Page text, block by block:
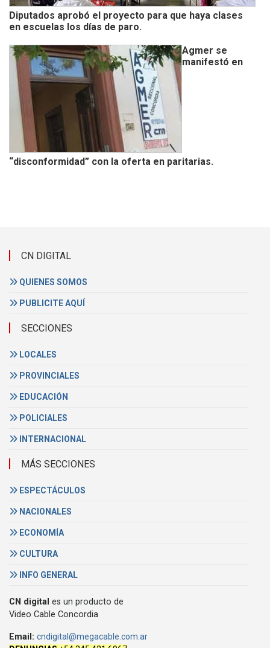
Diputados aprobó el proyecto para que haya clases
en escuelas los días de paro.
Agmer se
manifestó en
“disconformidad” con la oferta en paritarias.
CN DIGITAL
QUIENES SOMOS
PUBLICITE AQUÍ
SECCIONES
LOCALES
PROVINCIALES
EDUCACIÓN
POLICIALES
INTERNACIONAL
MÁS SECCIONES
ESPECTÁCULOS
NACIONALES
ECONOMÍA
CULTURA
INFO GENERAL
CN digital es un producto de
Video Cable Concordia
Email: cndigital@megacable.com.ar